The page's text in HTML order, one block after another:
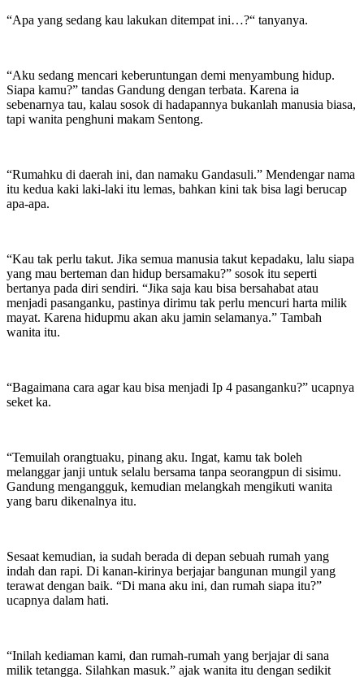
“Apa yang sedang kau lakukan ditempat ini…?“ tanyanya.
“Aku sedang mencari keberuntungan demi menyambung hidup.
Siapa kamu?” tandas Gandung dengan terbata. Karena ia
sebenarnya tau, kalau sosok di hadapannya bukanlah manusia biasa,
tapi wanita penghuni makam Sentong.
“Rumahku di daerah ini, dan namaku Gandasuli.” Mendengar nama
itu kedua kaki laki-laki itu lemas, bahkan kini tak bisa lagi berucap
apa-apa.
“Kau tak perlu takut. Jika semua manusia takut kepadaku, lalu siapa
yang mau berteman dan hidup bersamaku?” sosok itu seperti
bertanya pada diri sendiri. “Jika saja kau bisa bersahabat atau
menjadi pasanganku, pastinya dirimu tak perlu mencuri harta milik
mayat. Karena hidupmu akan aku jamin selamanya.” Tambah
wanita itu.
“Bagaimana cara agar kau bisa menjadi Ip 4 pasanganku?” ucapnya
seket ka.
“Temuilah orangtuaku, pinang aku. Ingat, kamu tak boleh
melanggar janji untuk selalu bersama tanpa seorangpun di sisimu.
Gandung mengangguk, kemudian melangkah mengikuti wanita
yang baru dikenalnya itu.
Sesaat kemudian, ia sudah berada di depan sebuah rumah yang
indah dan rapi. Di kanan-kirinya berjajar bangunan mungil yang
terawat dengan baik. “Di mana aku ini, dan rumah siapa itu?”
ucapnya dalam hati.
“Inilah kediaman kami, dan rumah-rumah yang berjajar di sana
milik tetangga. Silahkan masuk.” ajak wanita itu dengan sedikit